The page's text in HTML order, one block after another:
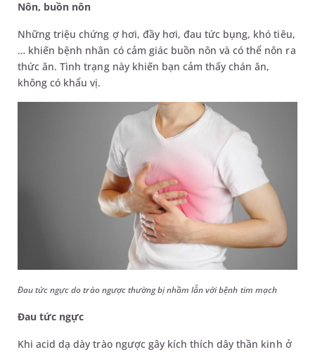
Nôn, buồn nôn
Những triệu chứng ợ hơi, đầy hơi, đau tức bụng, khó tiêu,
… khiến bệnh nhân có cảm giác buồn nôn và có thể nôn ra
thức ăn. Tình trạng này khiến bạn cảm thấy chán ăn,
không có khẩu vị.
Đau tức ngực do trào ngược thường bị nhầm lẫn với bệnh tim mạch
Đau tức ngực
Khi acid dạ dày trào ngược gây kích thích dây thần kinh ở